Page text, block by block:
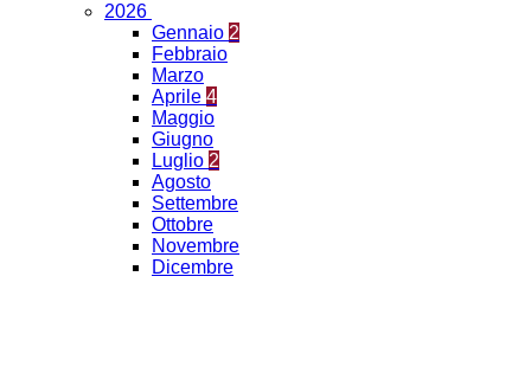
2026
Gennaio 2
Febbraio
Marzo
Aprile 4
Maggio
Giugno
Luglio 2
Agosto
Settembre
Ottobre
Novembre
Dicembre